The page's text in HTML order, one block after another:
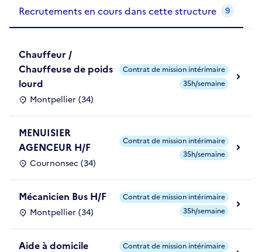
Recrutements en cours dans cette structure 9
Chauffeur /
Chauffeuse de poids
lourd
Montpellier (34)
Contrat de mission intérimaire
35h/semaine
MENUISIER
AGENCEUR H/F
Cournonsec (34)
Contrat de mission intérimaire
35h/semaine
Mécanicien Bus H/F
Montpellier (34)
Contrat de mission intérimaire
35h/semaine
Aide à domicile
Contrat de mission intérimaire